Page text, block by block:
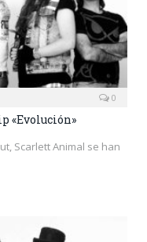
0
«Evolución»
Scarlett Animal se han